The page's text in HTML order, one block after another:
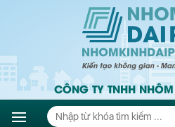
CÔNG TY TNHH